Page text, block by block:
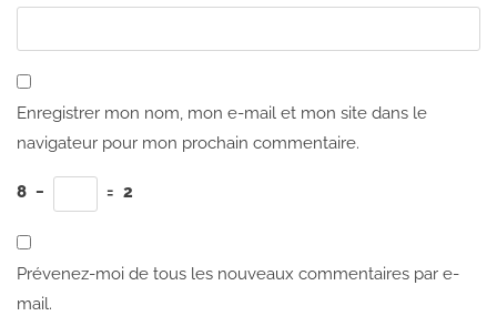
Enregistrer mon nom, mon e-mail et mon site dans le
navigateur pour mon prochain commentaire.
8 − = 2
Prévenez-moi de tous les nouveaux commentaires par e-
mail.